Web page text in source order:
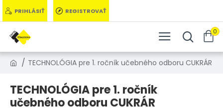
PRIHLÁSIŤ REGISTROVAŤ
0
TECHNOLÓGIA pre 1. ročník učebného odboru CUKRÁR
TECHNOLÓGIA pre 1. ročník
učebného odboru CUKRÁR